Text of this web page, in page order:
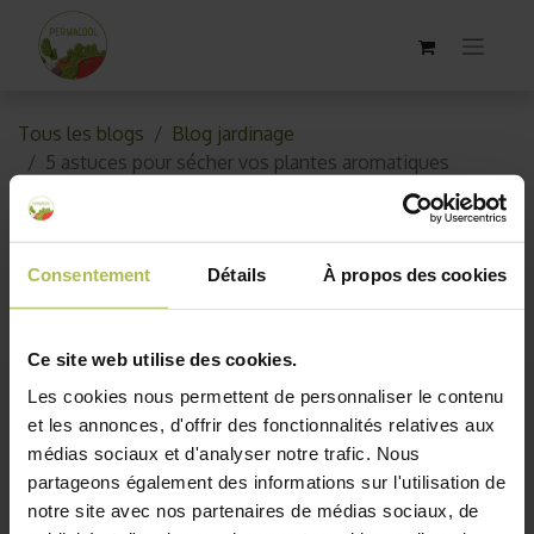
Consentement Détails À propos des cookies
Ce site web utilise des cookies.
Les cookies nous permettent de personnaliser le contenu
et les annonces, d'offrir des fonctionnalités relatives aux
médias sociaux et d'analyser notre trafic. Nous
partageons également des informations sur l'utilisation de
notre site avec nos partenaires de médias sociaux, de
Tous les blogs
Blog jardinage
5 astuces pour sécher vos plantes aromatiques
5 astuces pour sécher vos
plantes aromatiques